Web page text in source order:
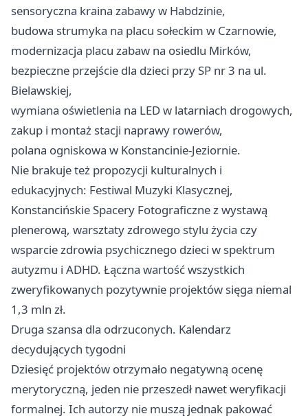
sensoryczna kraina zabawy w Habdzinie,
budowa strumyka na placu sołeckim w Czarnowie,
modernizacja placu zabaw na osiedlu Mirków,
bezpieczne przejście dla dzieci przy SP nr 3 na ul.
Bielawskiej,
wymiana oświetlenia na LED w latarniach drogowych,
zakup i montaż stacji naprawy rowerów,
polana ogniskowa w Konstancinie-Jeziornie.
Nie brakuje też propozycji kulturalnych i
edukacyjnych: Festiwal Muzyki Klasycznej,
Konstancińskie Spacery Fotograficzne z wystawą
plenerową, warsztaty zdrowego stylu życia czy
wsparcie zdrowia psychicznego dzieci w spektrum
autyzmu i ADHD. Łączna wartość wszystkich
zweryfikowanych pozytywnie projektów sięga niemal
1,3 mln zł.
Druga szansa dla odrzuconych. Kalendarz
decydujących tygodni
Dziesięć projektów otrzymało negatywną ocenę
merytoryczną, jeden nie przeszedł nawet weryfikacji
formalnej. Ich autorzy nie muszą jednak pakować